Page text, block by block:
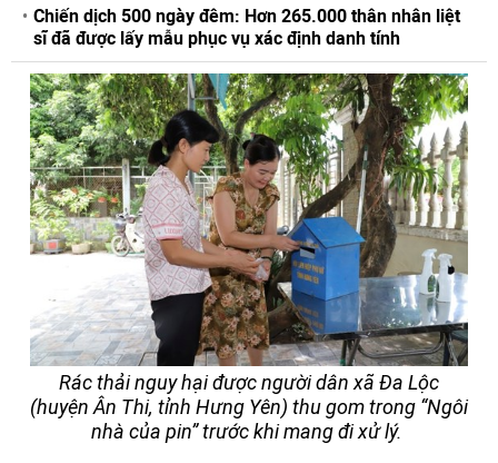
Chiến dịch 500 ngày đêm: Hơn 265.000 thân nhân liệt
sĩ đã được lấy mẫu phục vụ xác định danh tính
Rác thải nguy hại được người dân xã Đa Lộc
(huyện Ân Thi, tỉnh Hưng Yên) thu gom trong “Ngôi
nhà của pin” trước khi mang đi xử lý.